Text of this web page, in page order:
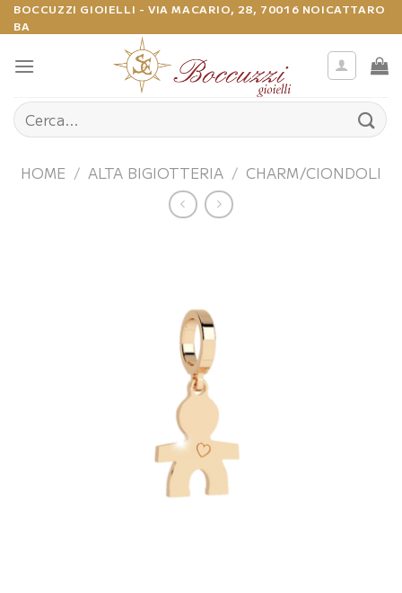
Salta
ai
contenuti
BOCCUZZI GIOIELLI - VIA MACARIO, 28, 70016 NOICATTARO
BA
Cerca:
HOME / ALTA BIGIOTTERIA / CHARM/CIONDOLI